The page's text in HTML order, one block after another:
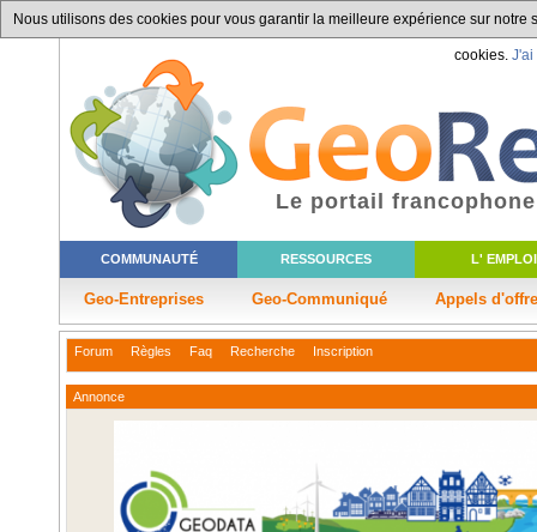
Nous utilisons des cookies pour vous garantir la meilleure expérience sur
cookies. J'ai
COMMUNAUTÉ RESSOURCES L' EMPLOI
Geo-Entreprises Geo-Communiqué Appels
Le portail
Forum Règles Faq Recherche Inscription
Annonce